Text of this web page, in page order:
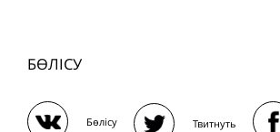
БӨЛІСУ
Бөлісу Твитнуть